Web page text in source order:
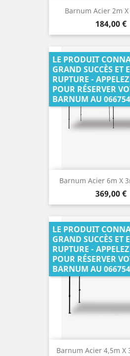
Barnum Acier 2m
Prix
184,00 €
Barnum Acier 6m X
Prix
369,00 €
LE PRODUIT
GRAND SUCCÈS ET
RUPTURE -
POUR RÉSERVER
BARNUM AU
Barnum Acier 4,5m X
LE PRODUIT
GRAND SUCCÈS ET
RUPTURE -
POUR RÉSERVER
BARNUM AU